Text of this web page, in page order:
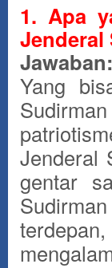
1. Apa
Jenderal
Jawaban:
Yang
Jenderal
gentar